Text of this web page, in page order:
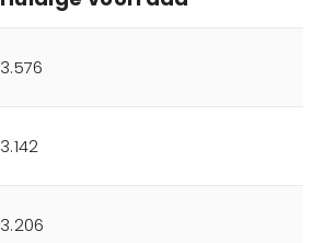
3.576
3.142
3.206